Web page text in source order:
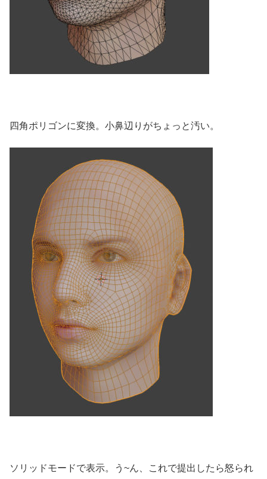
四角ポリゴンに変換。小鼻辺りがちょっと汚い。
ソリッドモードで表示。う~ん、これで提出したら怒られ